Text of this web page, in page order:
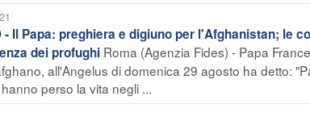
- Il Papa: preghiera e digiuno per l'Afghanistan; le
dei profughi Roma (Agenzia Fides) - Papa
all'Angelus di domenica 29 agosto ha detto:
perso la vita negli ...